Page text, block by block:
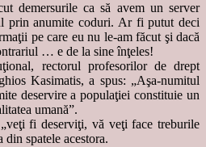
demersurile ca să avem un server
prin anumite coduri. Ar fi putut deci
pe care eu nu le-am făcut şi dacă
… e de la sine înţeles!
rectorul profesorilor de drept
Kasimatis, a spus: „Aşa-numitul
deservire a populaţiei constituie un
umană”.
fi deserviţi, vă veţi face treburile
din spatele acestora.